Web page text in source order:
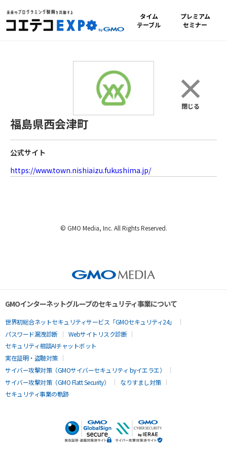
タイム
テーブル
プレミアム
セミナー
×
閉じる
福島県西会津町
公式サイト
https://www.town.nishiaizu.fukushima.jp/
© GMO Media, Inc. All Rights Reserved.
GMOインターネットグループのセキュリティ事業について
世界初総合ネットセキュリティサービス「GMOセキュリティ24」
パスワード漏洩診断
Webサイトリスク診断
セキュリティ相談AIチャットボット
実在証明・盗聴対策
サイバー攻撃対策（GMOサイバーセキュリティ byイエラエ）
サイバー攻撃対策（GMO Flatt Security）
なりすまし対策
セキュリティ事業の軌跡